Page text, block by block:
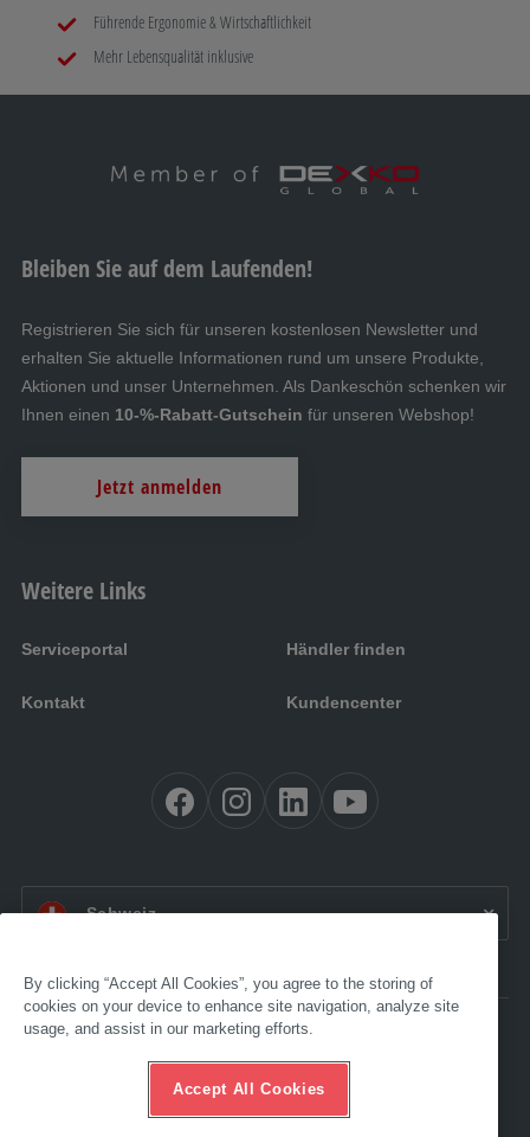
Führende Ergonomie & Wirtschaftlichkeit
Mehr Lebensqualität inklusive
Weitere Links
Serviceportal Händler finden
Kontakt Kundencenter
CH DE:Schweiz
Bleiben Sie auf dem Laufenden!
Registrieren Sie sich für unseren kostenlosen Newsletter und
erhalten Sie aktuelle Informationen rund um unsere Produkte,
Aktionen und unser Unternehmen. Als Dankeschön schenken wir
Ihnen einen 10-%-Rabatt-Gutschein für unseren Webshop!
Jetzt anmelden
Barrierefreiheit
Impressum
AGB
Compliance
By clicking “Accept All Cookies”, you agree to the storing of
cookies on your device to enhance site navigation, analyze site
usage, and assist in our marketing efforts.
Accept All Cookies